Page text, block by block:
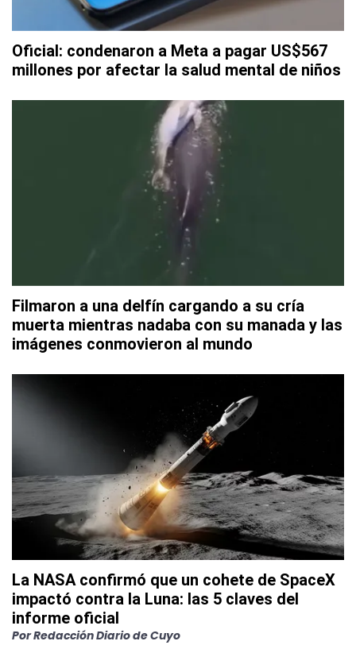
Oficial: condenaron a Meta a pagar US$567
millones por afectar la salud mental de niños
Filmaron a una delfín cargando a su cría
muerta mientras nadaba con su manada y las
imágenes conmovieron al mundo
La NASA confirmó que un cohete de SpaceX
impactó contra la Luna: las 5 claves del
informe oficial
PorRedacción Diario de Cuyo